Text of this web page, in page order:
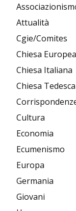
Attualità
Cgie/Comites
Chiesa Europea
Chiesa Italiana
Chiesa Tedesca
Cultura
Economia
Ecumenismo
Europa
Germania
Giovani